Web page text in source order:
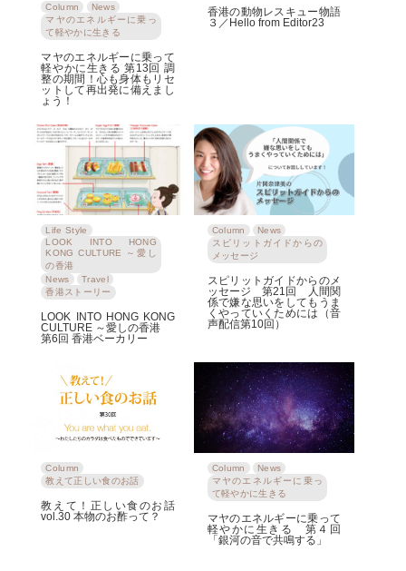
Column
News
マヤのエネルギーに乗っ
て軽やかに生きる
マヤのエネルギーに乗って
軽やかに生きる 第13回 調
整の期間！心も身体もリセ
ットして再出発に備えまし
ょう！
香港の動物レスキュー物語
３／Hello from Editor23
Life Style
LOOK INTO HONG
KONG CULTURE ～愛し
の香港
News
Travel
香港ストーリー
LOOK INTO HONG KONG
CULTURE ～愛しの香港
第6回 香港ベーカリー
Column
News
スピリットガイドからの
メッセージ
スピリットガイドからのメ
ッセージ 第21回 人間関
係で嫌な思いをしてもうま
くやっていくためには（音
声配信第10回）
Column
教えて正しい食のお話
教えて！正しい食のお話
vol.30 本物のお酢って？
Column
News
マヤのエネルギーに乗っ
て軽やかに生きる
マヤのエネルギーに乗って
軽やかに生きる 第４回
「銀河の音で共鳴する」